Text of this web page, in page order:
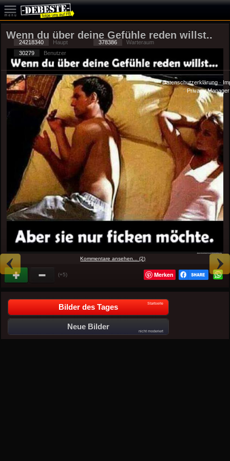
Wenn du über deine Gefühle reden willst..
Kommentare ansehen... (2)
(+5) Merken
Bilder des Tages Startseite
Neue Bilder
nicht moderiert
24218340 Haupt 378386
Warteraum
30279
Benutzer
Datenschutzerklärung-
-Privacy Manager